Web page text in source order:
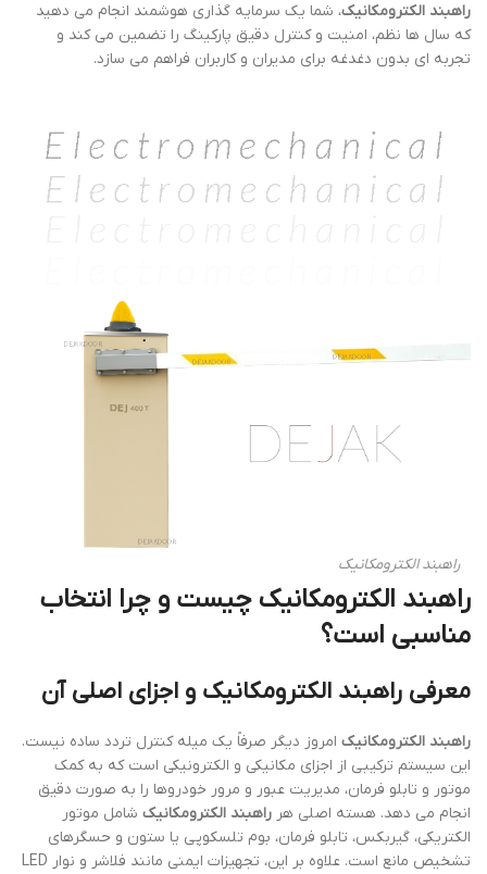
راهبند الکترومکانیک، شما یک سرمایه گذاری هوشمند انجام می دهید
که سال ها نظم، امنیت و کنترل دقیق پارکینگ را تضمین می کند و
تجربه ای بدون دغدغه برای مدیران و کاربران فراهم می سازد.
راهبند الکترومکانیک
راهبند الکترومکانیک چیست و چرا انتخاب
مناسبی است؟
معرفی راهبند الکترومکانیک و اجزای اصلی آن
راهبند الکترومکانیک امروز دیگر صرفاً یک میله کنترل تردد ساده نیست.
این سیستم ترکیبی از اجزای مکانیکی و الکترونیکی است که به کمک
موتور و تابلو فرمان، مدیریت عبور و مرور خودروها را به صورت دقیق
انجام می دهد. هسته اصلی هر راهبند الکترومکانیک شامل موتور
الکتریکی، گیربکس، تابلو فرمان، بوم تلسکوپی یا ستون و حسگرهای
تشخیص مانع است. علاوه بر این، تجهیزات ایمنی مانند فلاشر و نوار LED